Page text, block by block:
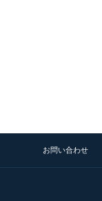
お問い合わせ